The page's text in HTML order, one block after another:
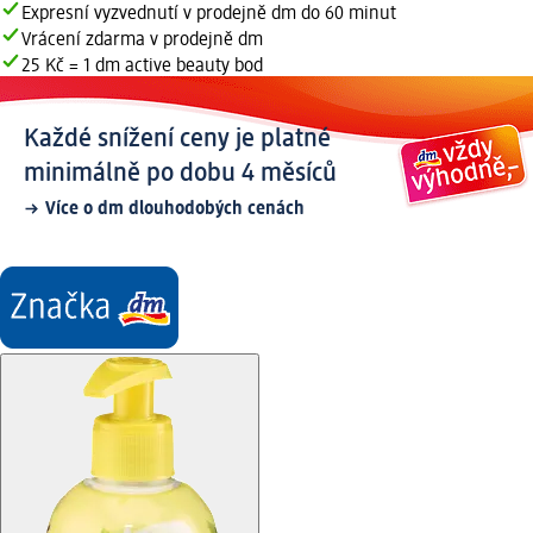
Expresní vyzvednutí v prodejně dm do 60 minut
Vrácení zdarma v prodejně dm
25 Kč = 1 dm active beauty bod
Každé snížení ceny je platné
minimálně po dobu 4 měsíců
Více o dm dlouhodobých cenách